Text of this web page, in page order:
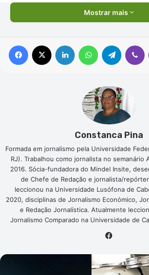
Mostrar mais
Facebook Linkedin WhatsAppTelegram
Constanca Pina
Formada em jornalismo pela Universidade
RJ). Trabalhou como jornalista no semanário
2016. Sócia-fundadora do Mindel Insite,
de Chefe de Redação e jornalista/
leccionou na Universidade Lusófona de
2020, disciplinas de Jornalismo Económico,
e Redação Jornalística. Atualmente
Jornalismo Comparado na Universidade de